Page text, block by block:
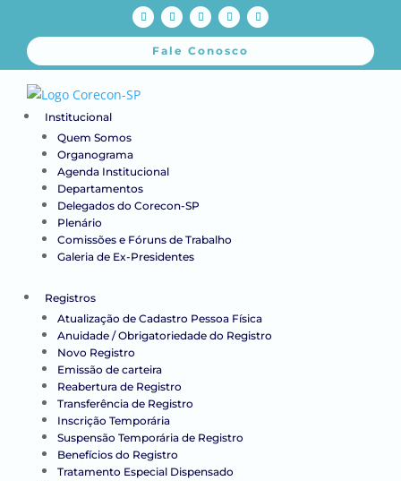
Fale Conosco
Institucional
Quem Somos
Organograma
Agenda Institucional
Departamentos
Delegados do Corecon-SP
Plenário
Comissões e Fóruns de Trabalho
Galeria de Ex-Presidentes
Registros
Atualização de Cadastro Pessoa Física
Anuidade / Obrigatoriedade do Registro
Novo Registro
Emissão de carteira
Reabertura de Registro
Transferência de Registro
Inscrição Temporária
Suspensão Temporária de Registro
Benefícios do Registro
Tratamento Especial Dispensado